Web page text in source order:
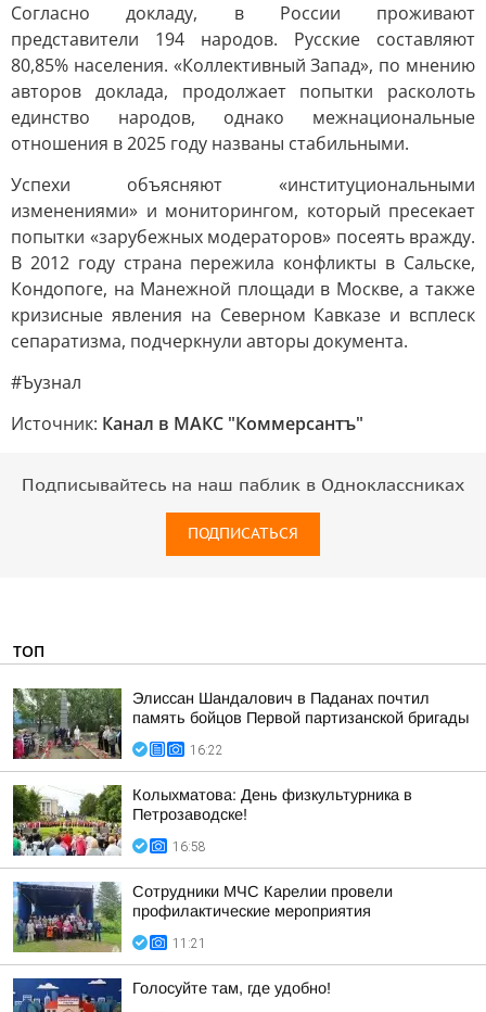
Согласно докладу, в России проживают
представители 194 народов. Русские составляют
80,85% населения. «Коллективный Запад», по мнению
авторов доклада, продолжает попытки расколоть
единство народов, однако межнациональные
отношения в 2025 году названы стабильными.
Успехи объясняют «институциональными
изменениями» и мониторингом, который пресекает
попытки «зарубежных модераторов» посеять вражду.
В 2012 году страна пережила конфликты в Сальске,
Кондопоге, на Манежной площади в Москве, а также
кризисные явления на Северном Кавказе и всплеск
сепаратизма, подчеркнули авторы документа.
#Ъузнал
Источник: Канал в МАКС "Коммерсантъ"
Подписывайтесь на наш паблик в Одноклассниках
ПОДПИСАТЬСЯ
ТОП
Элиссан Шандалович в Паданах почтил
память бойцов Первой партизанской бригады
16:22
Колыхматова: День физкультурника в
Петрозаводске!
16:58
Сотрудники МЧС Карелии провели
профилактические мероприятия
11:21
Голосуйте там, где удобно!